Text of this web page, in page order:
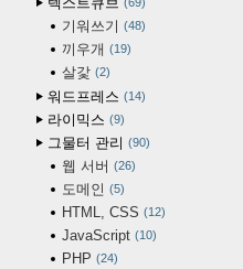
기워쓰기 48
끼우개 19
살갗 2
워드프레스 14
라이믹스 9
그물터 관리 90
웹 서버 26
도메인 5
HTML, CSS 12
JavaScript 10
PHP 24